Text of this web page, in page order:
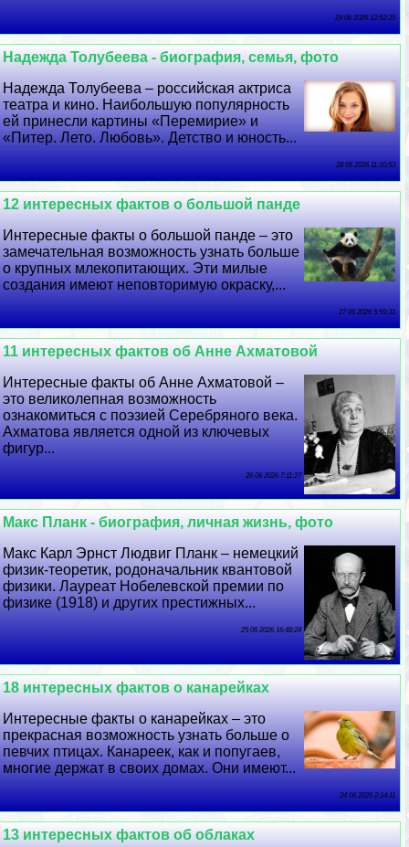
29 06 2026 12:52:35
Надежда Толубеева - биография, семья, фото
Надежда Толубеева – российская актриса
театра и кино. Наибольшую популярность
ей принесли картины «Перемирие» и
«Питер. Лето. Любовь». Детство и юность...
28 06 2026 11:10:53
12 интересных фактов о большой панде
Интересные факты о большой панде – это
замечательная возможность узнать больше
о крупных млекопитающих. Эти милые
создания имеют неповторимую окраску,...
27 06 2026 5:59:31
11 интересных фактов об Анне Ахматовой
Интересные факты об Анне Ахматовой –
это великолепная возможность
ознакомиться с поэзией Серебряного века.
Ахматова является одной из ключевых
фигур...
26 06 2026 7:11:27
Макс Планк - биография, личная жизнь, фото
Макс Карл Эрнст Людвиг Планк – немецкий
физик-теоретик, родоначальник квантовой
физики. Лауреат Нобелевской премии по
физике (1918) и других престижных...
25 06 2026 16:48:24
18 интересных фактов о канарейках
Интересные факты о канарейках – это
прекрасная возможность узнать больше о
певчих птицах. Канареек, как и попугаев,
многие держат в своих домах. Они имеют...
24 06 2026 2:14:11
13 интересных фактов об облаках